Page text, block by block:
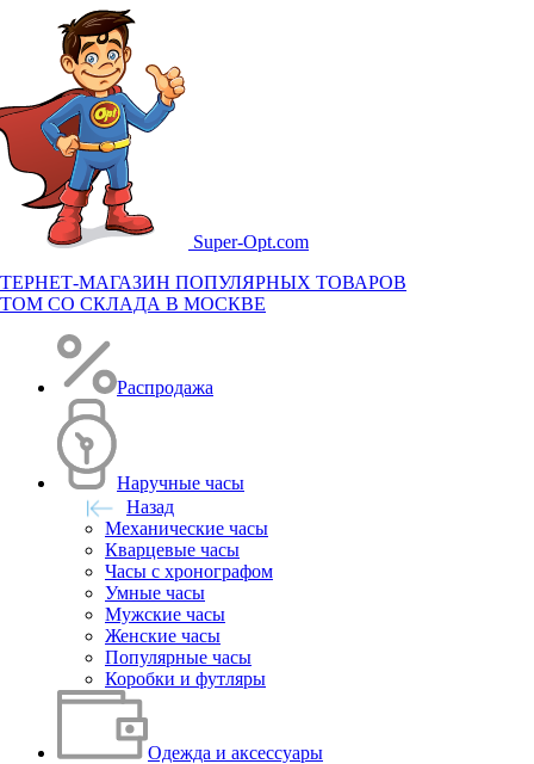
Super-Opt.com
МАГАЗИН ПОПУЛЯРНЫХ ТОВАРОВ
СО СКЛАДА В МОСКВЕ
Распродажа
Наручные часы
Назад
Механические часы
Кварцевые часы
Часы с хронографом
Умные часы
Мужские часы
Женские часы
Популярные часы
Коробки и футляры
Одежда и аксессуары